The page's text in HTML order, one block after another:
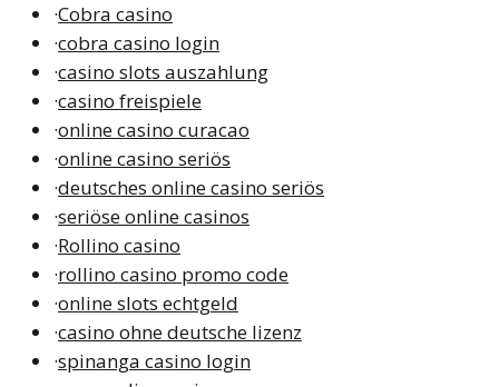
·Cobra casino
·cobra casino login
·casino slots auszahlung
·casino freispiele
·online casino curacao
·online casino seriös
·deutsches online casino seriös
·seriöse online casinos
·Rollino casino
·rollino casino promo code
·online slots echtgeld
·casino ohne deutsche lizenz
·spinanga casino login